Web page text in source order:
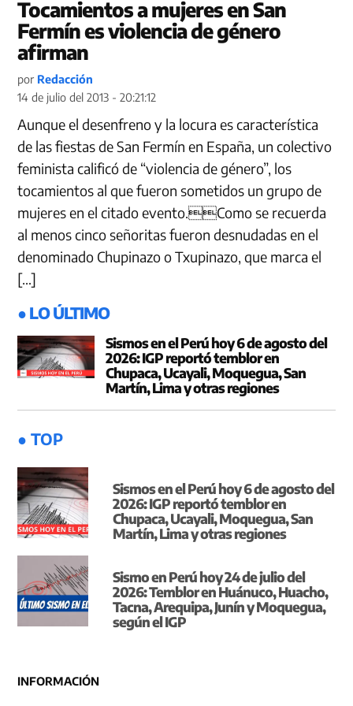
Tocamientos a mujeres en San
Fermín es violencia de género
afirman
por Redacción
14 de julio del 2013 - 20:21:12
Aunque el desenfreno y la locura es característica
de las fiestas de San Fermín en España, un colectivo
feminista calificó de “violencia de género”, los
tocamientos al que fueron sometidos un grupo de
mujeres en el citado evento.Como se recuerda
al menos cinco señoritas fueron desnudadas en el
denominado Chupinazo o Txupinazo, que marca el
[…]
● LO ÚLTIMO
Sismos en el Perú hoy 6 de agosto del
2026: IGP reportó temblor en
Chupaca, Ucayali, Moquegua, San
Martín, Lima y otras regiones
● TOP
Sismos en el Perú hoy 6 de agosto del
2026: IGP reportó temblor en
Chupaca, Ucayali, Moquegua, San
Martín, Lima y otras regiones
Sismo en Perú hoy 24 de julio del
2026: Temblor en Huánuco, Huacho,
Tacna, Arequipa, Junín y Moquegua,
según el IGP
INFORMACIÓN